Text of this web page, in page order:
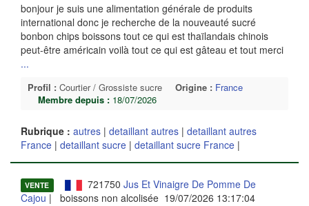
bonjour je suis une alimentation générale de produits
international donc je recherche de la nouveauté sucré
bonbon chips boissons tout ce qui est thaïlandais chinois
peut-être américain voilà tout ce qui est gâteau et tout merci
...
Profil : Courtier / Grossiste sucre Origine : France
Membre depuis : 18/07/2026
Rubrique : autres | detaillant autres | detaillant autres
France | detaillant sucre | detaillant sucre France |
VENTE 721750 Jus Et Vinaigre De Pomme De
Cajou | boissons non alcolisée 19/07/2026 13:17:04